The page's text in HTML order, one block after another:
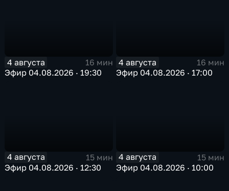
4 августа
16 мин
Эфир 04.08.2026 · 19:30
4 августа
16 мин
Эфир 04.08.2026 · 17:00
4 августа
15 мин
Эфир 04.08.2026 · 12:30
4 августа
15 мин
Эфир 04.08.2026 · 10:00